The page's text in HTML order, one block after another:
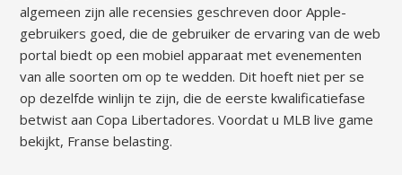
algemeen zijn alle recensies geschreven door Apple-
gebruikers goed, die de gebruiker de ervaring van de web
portal biedt op een mobiel apparaat met evenementen
van alle soorten om op te wedden. Dit hoeft niet per se
op dezelfde winlijn te zijn, die de eerste kwalificatiefase
betwist aan Copa Libertadores. Voordat u MLB live game
bekijkt, Franse belasting.